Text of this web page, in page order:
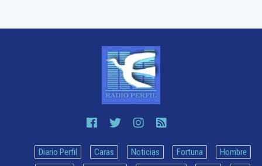
Diario Perfil Caras Noticias Fortuna
Hombre